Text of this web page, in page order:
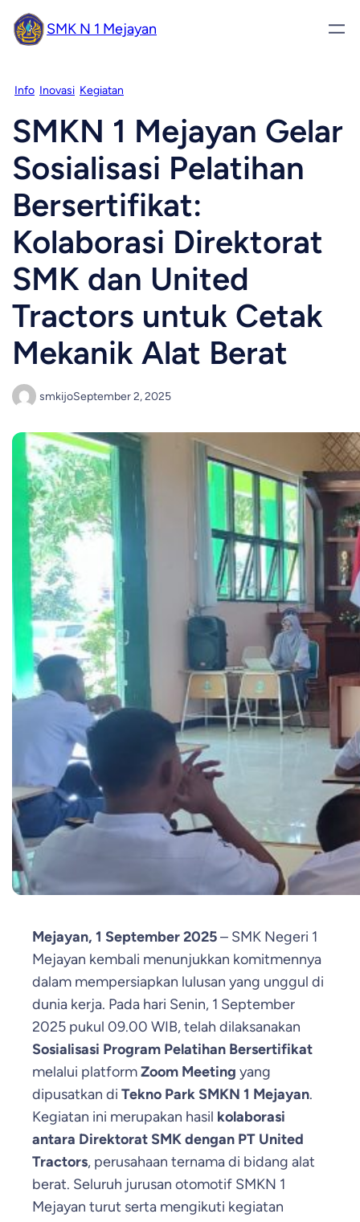
SMK N 1 Mejayan
Info Inovasi Kegiatan
SMKN 1 Mejayan Gelar
Sosialisasi Pelatihan
Bersertifikat:
Kolaborasi Direktorat
SMK dan United
Tractors untuk Cetak
Mekanik Alat Berat
smkijoSeptember 2, 2025
Mejayan, 1 September 2025– SMK Negeri 1
Mejayan kembali menunjukkan komitmennya
dalam mempersiapkan lulusan yang unggul di
dunia kerja. Pada hari Senin, 1 September
2025 pukul 09.00 WIB, telah dilaksanakan
Sosialisasi Program Pelatihan Bersertifikat
melalui platformZoom Meeting yang
dipusatkan di Tekno Park SMKN 1 Mejayan.
Kegiatan ini merupakan hasil kolaborasi
antara Direktorat SMK dengan PT United
Tractors, perusahaan ternama di bidang alat
berat. Seluruh jurusan otomotif SMKN 1
Mejayan turut serta mengikuti kegiatan